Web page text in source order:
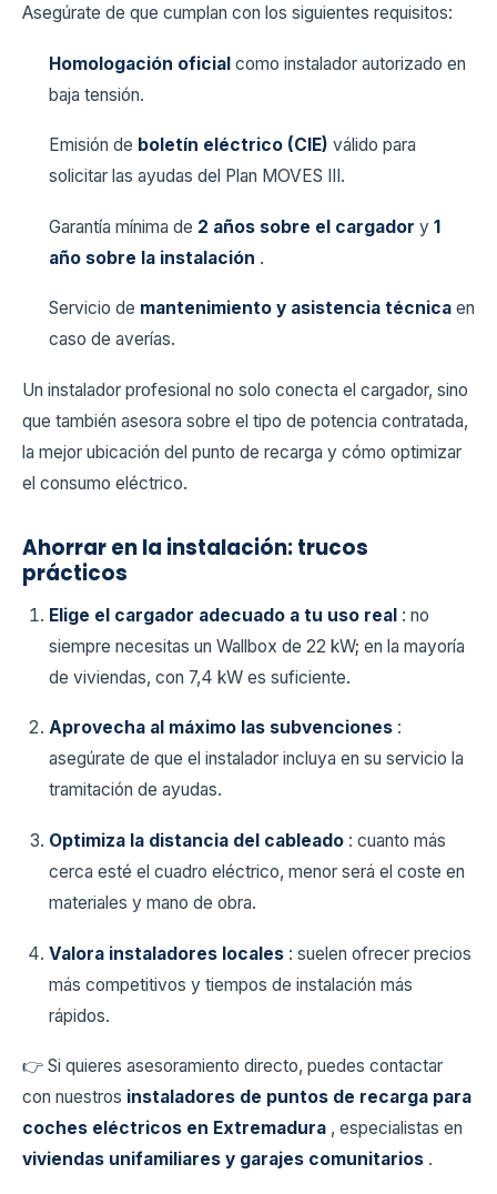
Asegúrate de que cumplan con los siguientes requisitos:
Homologación oficial como instalador autorizado en
baja tensión.
Emisión de boletín eléctrico (CIE) válido para
solicitar las ayudas del Plan MOVES III.
Garantía mínima de 2 años sobre el cargador y 1
año sobre la instalación .
Servicio de mantenimiento y asistencia técnica en
caso de averías.
Un instalador profesional no solo conecta el cargador, sino
que también asesora sobre el tipo de potencia contratada,
la mejor ubicación del punto de recarga y cómo optimizar
el consumo eléctrico.
Ahorrar en la instalación: trucos
prácticos
Elige el cargador adecuado a tu uso real : no
siempre necesitas un Wallbox de 22 kW; en la mayoría
de viviendas, con 7,4 kW es suficiente.
Aprovecha al máximo las subvenciones :
asegúrate de que el instalador incluya en su servicio la
tramitación de ayudas.
Optimiza la distancia del cableado : cuanto más
cerca esté el cuadro eléctrico, menor será el coste en
materiales y mano de obra.
Valora instaladores locales : suelen ofrecer precios
más competitivos y tiempos de instalación más
rápidos.
👉 Si quieres asesoramiento directo, puedes contactar
con nuestros instaladores de puntos de recarga para
coches eléctricos en Extremadura , especialistas en
viviendas unifamiliares y garajes comunitarios .